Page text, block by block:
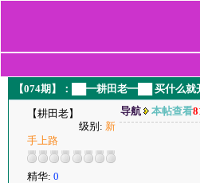
【074期】：██━耕田老━██ 买什么
【耕田老】
级别: 新
手上路
精华: 0
导航 本帖查看